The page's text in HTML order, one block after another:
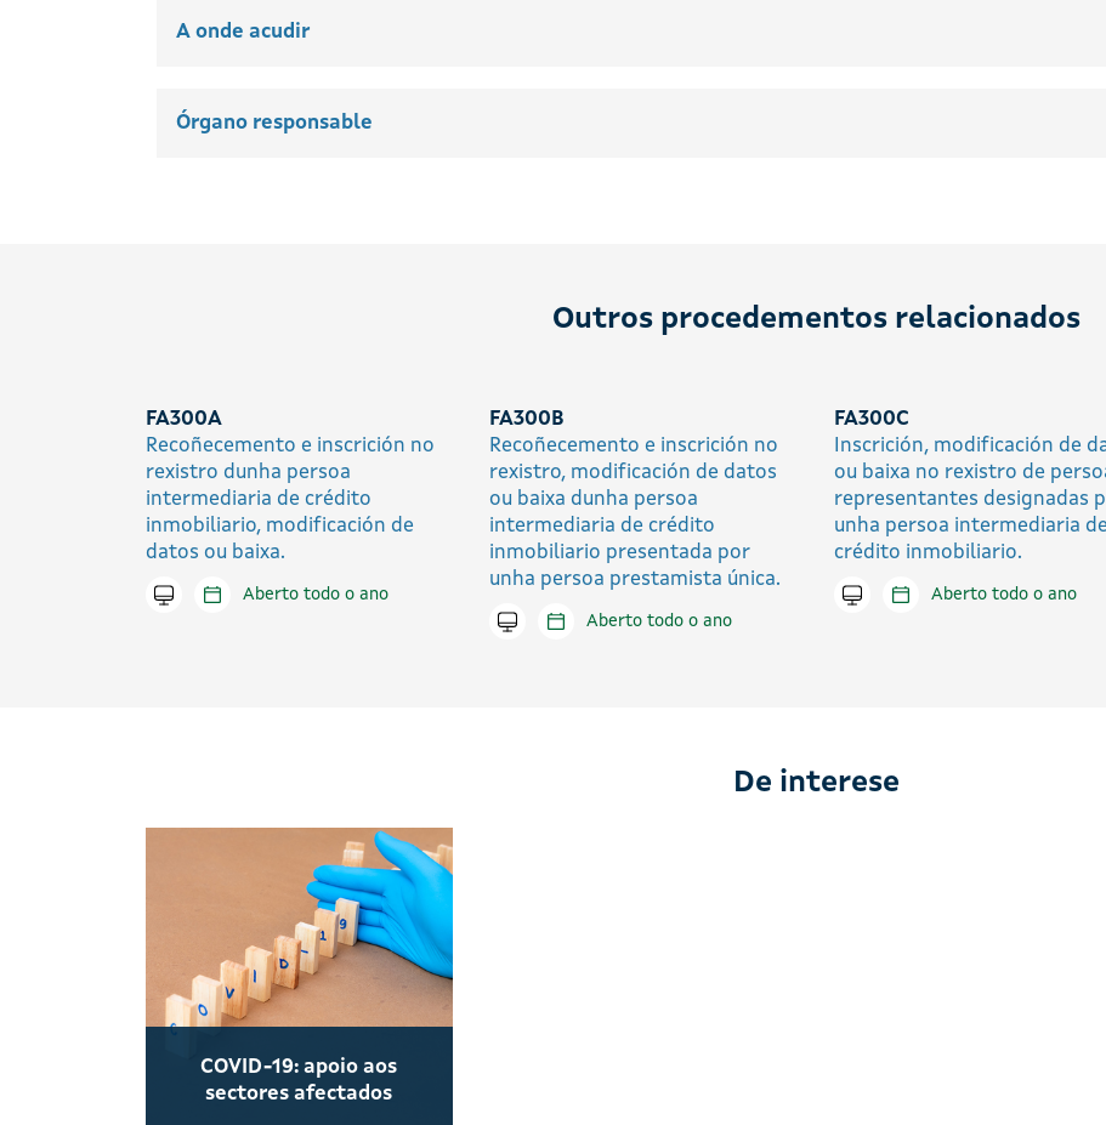
A onde acudir
Órgano responsable
Outros procedementos relacionados
FA300A
Recoñecemento e inscrición no
rexistro dunha persoa
intermediaria de crédito
inmobiliario, modificación de
datos ou baixa.
Tramitar en liñaAberto todo o ano
FA300B
Recoñecemento e inscrición no
rexistro, modificación de datos
ou baixa dunha persoa
intermediaria de crédito
inmobiliario presentada por
unha persoa prestamista única.
Tramitar en liñaAberto todo o ano
FA300C
Inscrición, modificación de
ou baixa no rexistro de
representantes designadas
unha persoa intermediaria de
crédito inmobiliario.
Tramitar en liñaAberto todo o ano
De interese
COVID-19: apoio aos
sectores afectados